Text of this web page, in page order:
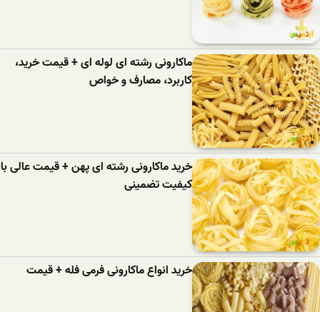
ماکارونی رشته ای لوله ای + قیمت خرید،
کاربرد، مصارف و خواص
خرید ماکارونی رشته ای پهن + قیمت عالی با
کیفیت تضمینی
خرید انواع ماکارونی فرمی فله + قیمت